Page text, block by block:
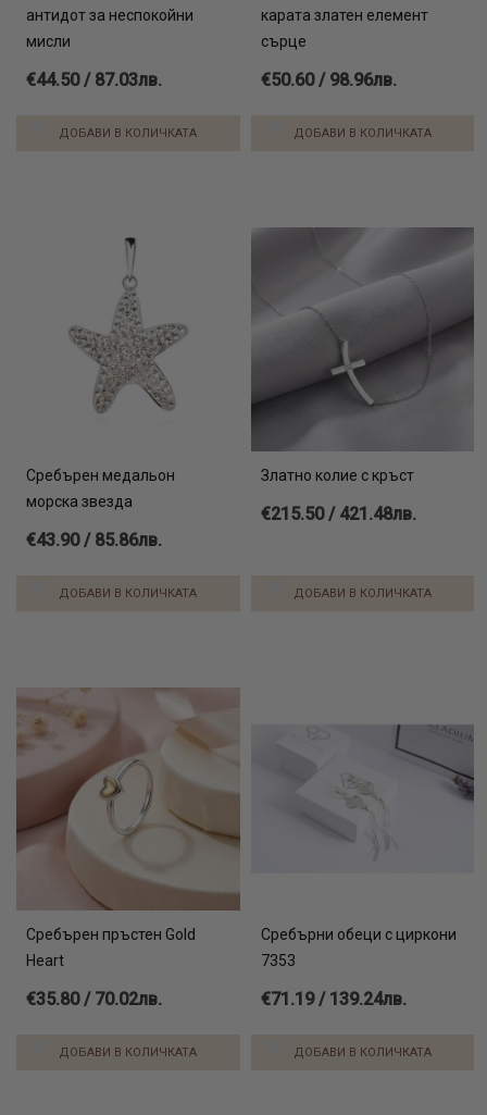
антидот за неспокойни
мисли
€44.50 / 87.03лв.
ДОБАВИ В КОЛИЧКАТА
карата златен елемент
сърце
€50.60 / 98.96лв.
ДОБАВИ В КОЛИЧКАТА
Сребърен медальон
морска звезда
€43.90 / 85.86лв.
ДОБАВИ В КОЛИЧКАТА
Златно колие с кръст
€215.50 / 421.48лв.
ДОБАВИ В КОЛИЧКАТА
Сребърен пръстен Gold
Heart
€35.80 / 70.02лв.
ДОБАВИ В КОЛИЧКАТА
Сребърни обеци с циркони
7353
€71.19 / 139.24лв.
ДОБАВИ В КОЛИЧКАТА